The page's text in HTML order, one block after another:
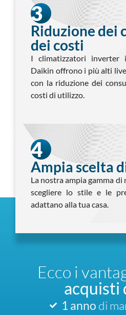
3
Riduzione dei
dei costi
I climatizzatori inverter
Daikin offrono i più alti
con la riduzione dei
costi di utilizzo.
4
Ampia scelta
La nostra ampia gamma
scegliere lo stile e le
adattano alla tua casa.
Ecco i
acquisti
1 anno di